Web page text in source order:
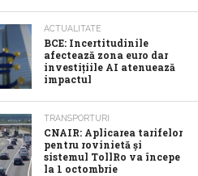
ACTUALITATE
BCE: Incertitudinile
afectează zona euro dar
investițiile AI atenuează
impactul
TRANSPORTURI
CNAIR: Aplicarea tarifelor
pentru rovinietă și
sistemul TollRo va începe
la 1 octombrie